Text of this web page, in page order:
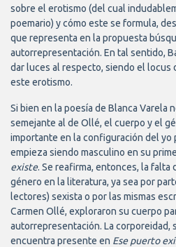
sobre el erotismo (del cual
poemario) y cómo este se formula,
que representa en la propuesta
autorrepresentación. En tal sentido,
dar luces al respecto, siendo el locus
este erotismo.
Si bien en la poesía de Blanca Varela
semejante al de Ollé, el cuerpo y el
importante en la configuración del yo
empieza siendo masculino en su
existe. Se reafirma, entonces, la falta
género en la literatura, ya sea por
lectores) sexista o por las mismas
Carmen Ollé, exploraron su cuerpo
autorrepresentación. La corporeidad,
encuentra presente en Ese puerto